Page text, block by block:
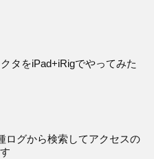
タをiPad+iRigでやってみた
ログから検索してアクセスの